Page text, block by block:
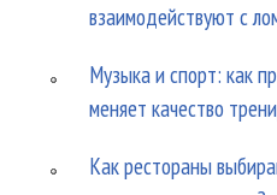
взаимодействуют с
Музыка и спорт: как
меняет качество
Как рестораны